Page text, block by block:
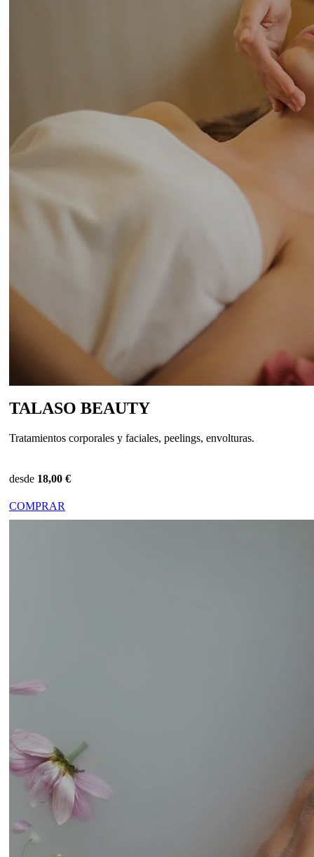
TALASO BEAUTY
Tratamientos corporales y faciales, peelings, envolturas.
desde 18,00 €
COMPRAR